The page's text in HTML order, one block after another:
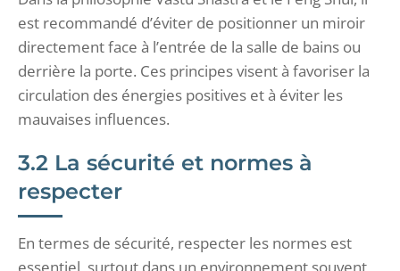
est recommandé d’éviter de positionner un miroir
directement face à l’entrée de la salle de bains ou
derrière la porte. Ces principes visent à favoriser la
circulation des énergies positives et à éviter les
mauvaises influences.
3.2 La sécurité et normes à
respecter
En termes de sécurité, respecter les normes est
essentiel, surtout dans un environnement souvent